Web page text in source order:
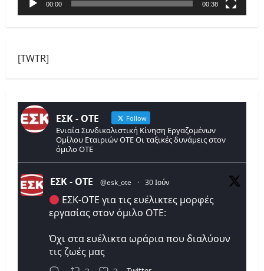
00:00 00:38
[TWTR]
ΕΣΚ - ΟΤΕ Follow
Ενιαία Συνδικαλιστική Κίνηση Εργαζομένων
Ομίλου Εταιριών ΟΤΕ Οι ταξικές δυνάμεις στον
όμιλο ΟΤΕ
ΕΣΚ - ΟΤΕ @esk_ote · 30 Ιούν
ΕΣΚ-ΟΤΕ για τις ευέλικτες μορφές
εργασίας στον όμιλο ΟΤΕ:
Όχι στα ευέλικτα ωράρια που διαλύουν
τις ζωές μας